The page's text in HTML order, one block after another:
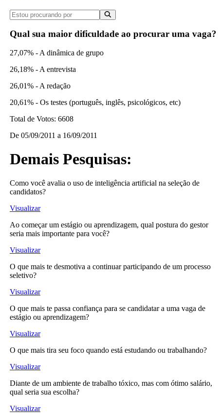
Qual sua maior dificuldade ao procurar uma vaga?
27,07% - A dinâmica de grupo
26,18% - A entrevista
26,01% - A redação
20,61% - Os testes (português, inglês, psicológicos, etc)
Total de Votos: 6608
De 05/09/2011 a 16/09/2011
Demais Pesquisas:
Como você avalia o uso de inteligência artificial na seleção de
candidatos?
Visualizar
Ao começar um estágio ou aprendizagem, qual postura do gestor
seria mais importante para você?
Visualizar
O que mais te desmotiva a continuar participando de um processo
seletivo?
Visualizar
O que mais te passa confiança para se candidatar a uma vaga de
estágio ou aprendizagem?
Visualizar
O que mais tira seu foco quando está estudando ou trabalhando?
Visualizar
Diante de um ambiente de trabalho tóxico, mas com ótimo salário,
qual seria sua escolha?
Visualizar